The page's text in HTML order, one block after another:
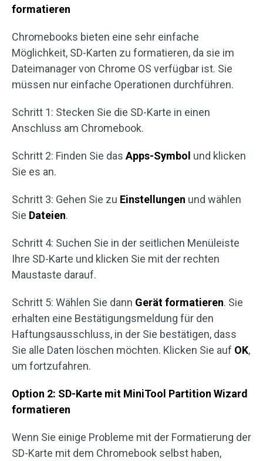
formatieren
Chromebooks bieten eine sehr einfache
Möglichkeit, SD-Karten zu formatieren, da sie im
Dateimanager von Chrome OS verfügbar ist. Sie
müssen nur einfache Operationen durchführen.
Schritt 1: Stecken Sie die SD-Karte in einen
Anschluss am Chromebook.
Schritt 2: Finden Sie das Apps-Symbol und klicken
Sie es an.
Schritt 3: Gehen Sie zu Einstellungen und wählen
Sie Dateien.
Schritt 4: Suchen Sie in der seitlichen Menüleiste
Ihre SD-Karte und klicken Sie mit der rechten
Maustaste darauf.
Schritt 5: Wählen Sie dann Gerät formatieren. Sie
erhalten eine Bestätigungsmeldung für den
Haftungsausschluss, in der Sie bestätigen, dass
Sie alle Daten löschen möchten. Klicken Sie auf OK,
um fortzufahren.
Option 2: SD-Karte mit MiniTool Partition Wizard
formatieren
Wenn Sie einige Probleme mit der Formatierung der
SD-Karte mit dem Chromebook selbst haben,